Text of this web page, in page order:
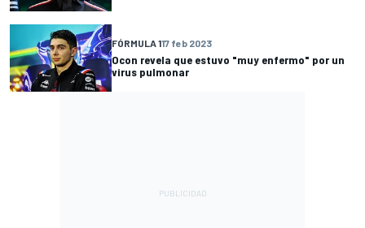
FÓRMULA 117 feb 2023
Ocon revela que estuvo "muy enfermo" por un
virus pulmonar